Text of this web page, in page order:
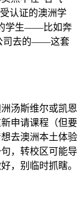
认证的澳洲学
学生——比如奔
司去的——这套
汤斯维尔或凯恩
申请课程（但要
去澳洲本土体验
，转校区可能导
，别临时抓瞎。